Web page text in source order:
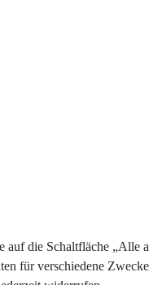
die Schaltfläche „Alle
für verschiedene